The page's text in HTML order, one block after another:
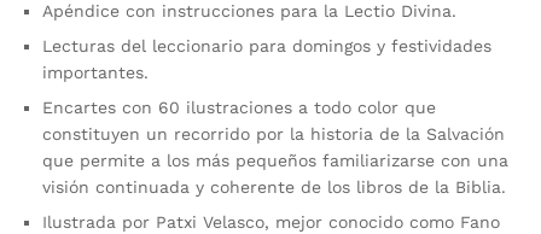
Apéndice con instrucciones para la Lectio Divina.
Lecturas del leccionario para domingos y festividades
importantes.
Encartes con 60 ilustraciones a todo color que
constituyen un recorrido por la historia de la Salvación
que permite a los más pequeños familiarizarse con una
visión continuada y coherente de los libros de la Biblia.
Ilustrada por Patxi Velasco, mejor conocido como Fano